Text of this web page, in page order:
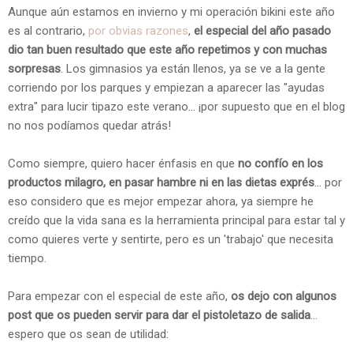
Aunque aún estamos en invierno y mi operación bikini este año
es al contrario, por obvias razones, el especial del año pasado
dio tan buen resultado que este año repetimos y con muchas
sorpresas. Los gimnasios ya están llenos, ya se ve a la gente
corriendo por los parques y empiezan a aparecer las "ayudas
extra" para lucir tipazo este verano... ¡por supuesto que en el blog
no nos podíamos quedar atrás!
Como siempre, quiero hacer énfasis en que no confío en los
productos milagro, en pasar hambre ni en las dietas exprés... por
eso considero que es mejor empezar ahora, ya siempre he
creído que la vida sana es la herramienta principal para estar tal y
como quieres verte y sentirte, pero es un 'trabajo' que necesita
tiempo.
Para empezar con el especial de este año, os dejo con algunos
post que os pueden servir para dar el pistoletazo de salida...
espero que os sean de utilidad: